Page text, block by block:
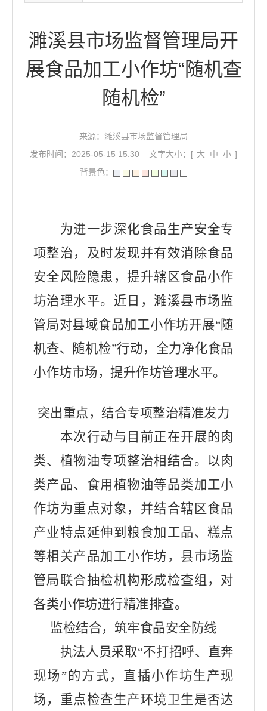
濉溪县市场监督管理局开
展食品加工小作坊“随机查
随机检”
来源：濉溪县市场监督管理局
发布时间：2025-05-15 15:30
文字大小：[ 大 中 小 ]
背景色：
为进一步深化食品生产安全专
项整治， 及时发现并有效消除食品
安全风险隐患，提升辖区食品小作
坊治理水平。 近日， 濉溪县市场监
管局对县域食品加工小作坊开展“随
机查、随机检”行动，全力净化食品
小作坊市场，提升作坊管理水平。
突出重点，结合专项整治精准发力
本次行动与目前正在开展的肉
类、 植物油专项整治相结合。以肉
类产品、食用植物油等品类加工小
作坊为重点对象 ， 并结合辖区食品
产业特点延伸到 粮食加工品、糕点
等相关产品加工小作坊 ， 县市场监
管局联合抽检机构形成检查组， 对
各类小作坊进行精准排查。
监检结合，筑牢食品安全防线
执法人员采取“不打招呼、直奔
现场”的方式， 直插小作坊生产现
场，重点检查生产环境卫生是否达